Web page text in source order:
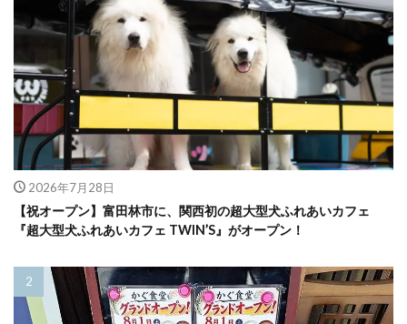
2026年7月28日
【祝オープン】富田林市に、関西初の超大型犬ふれあいカフェ
『超大型犬ふれあいカフェ TWIN’S』がオープン！